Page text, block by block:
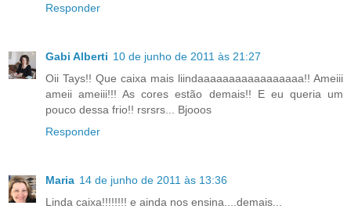
Responder
Gabi Alberti 10 de junho de 2011 às 21:27
Oii Tays!! Que caixa mais liindaaaaaaaaaaaaaaaaa!! Ameiii
ameii ameiii!!! As cores estão demais!! E eu queria um
pouco dessa frio!! rsrsrs... Bjooos
Responder
Maria 14 de junho de 2011 às 13:36
Linda caixa!!!!!!!! e ainda nos ensina....demais...